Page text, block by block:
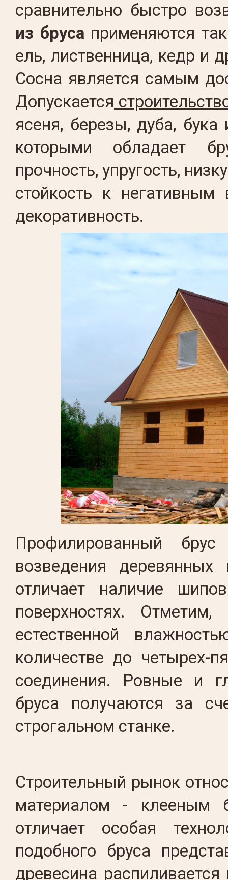
сравнительно быстро
из бруса применяются
ель, лиственница, кедр и
Сосна является самым
Допускается
ясеня, березы, дуба,
которыми обладает
прочность, упругость,
стойкость к
декоративность.
Профилированный
возведения
отличает наличие
поверхностях.
естественной
количестве до четырех-
соединения. Ровные и
бруса получаются за
строгальном станке.
Строительный рынок
материалом - клееным
отличает особая
подобного бруса
древесина